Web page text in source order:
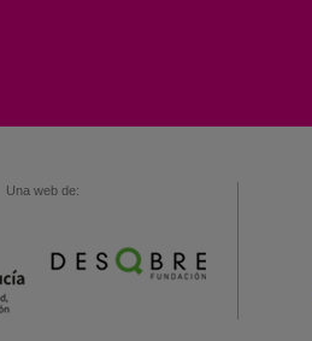
Una web de: